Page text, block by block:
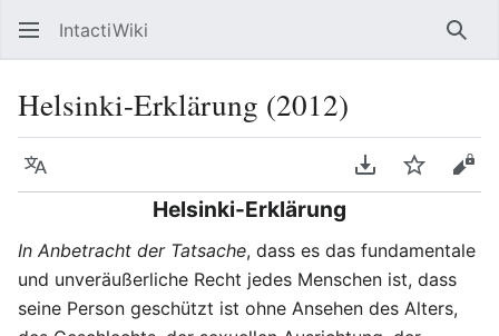
IntactiWiki
Helsinki-Erklärung (2012)
Sprache PDF
Helsinki-Erklärung
In Anbetracht der Tatsache, dass es das fundamentale
und unveräußerliche Recht jedes Menschen ist, dass
seine Person geschützt ist ohne Ansehen des Alters,